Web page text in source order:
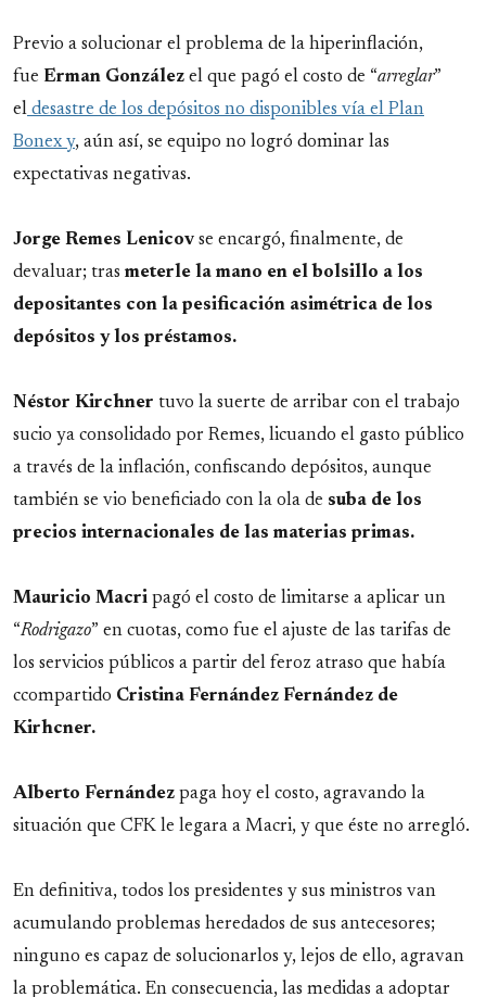
Previo a solucionar el problema de la hiperinflación,
fue Erman González el que pagó el costo de “arreglar”
el desastre de los depósitos no disponibles vía el Plan
Bonex y, aún así, se equipo no logró dominar las
expectativas negativas.
Jorge Remes Lenicov se encargó, finalmente, de
devaluar; tras meterle la mano en el bolsillo a los
depositantes con la pesificación asimétrica de los
depósitos y los préstamos.
Néstor Kirchner tuvo la suerte de arribar con el trabajo
sucio ya consolidado por Remes, licuando el gasto público
a través de la inflación, confiscando depósitos, aunque
también se vio beneficiado con la ola de suba de los
precios internacionales de las materias primas.
Mauricio Macri pagó el costo de limitarse a aplicar un
“Rodrigazo” en cuotas, como fue el ajuste de las tarifas de
los servicios públicos a partir del feroz atraso que había
ccompartido Cristina Fernández Fernández de
Kirhcner.
Alberto Fernández paga hoy el costo, agravando la
situación que CFK le legara a Macri, y que éste no arregló.
En definitiva, todos los presidentes y sus ministros van
acumulando problemas heredados de sus antecesores;
ninguno es capaz de solucionarlos y, lejos de ello, agravan
la problemática. En consecuencia, las medidas a adoptar